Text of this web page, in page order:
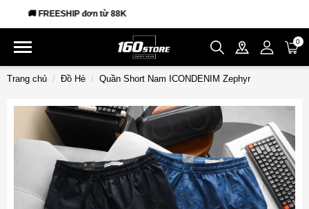
FREESHIP đơn từ 88K
0
Trang chủ Đồ Hè Quần Short Nam ICONDENIM Zephyr